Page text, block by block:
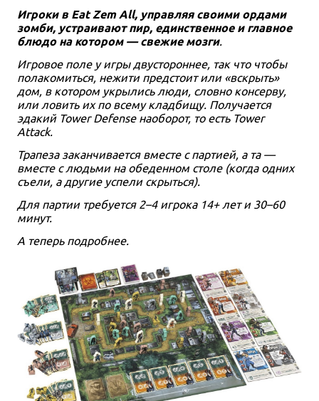
Игроки в Eat Zem All, управляя своими ордами
зомби, устраивают пир, единственное и главное
блюдо на котором — свежие мозги.
Игровое поле у игры двустороннее, так что чтобы
полакомиться, нежити предстоит или «вскрыть»
дом, в котором укрылись люди, словно консерву,
или ловить их по всему кладбищу. Получается
эдакий Tower Defense наоборот, то есть Tower
Attack.
Трапеза заканчивается вместе с партией, а та —
вместе с людьми на обеденном столе (когда одних
съели, а другие успели скрыться).
Для партии требуется 2–4 игрока 14+ лет и 30–60
минут.
А теперь подробнее.